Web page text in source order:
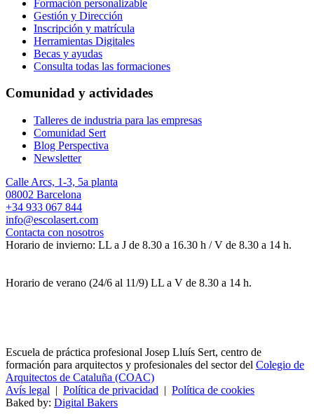
Formación personalizable
Gestión y Dirección
Inscripción y matrícula
Herramientas Digitales
Becas y ayudas
Consulta todas las formaciones
Comunidad y actividades
Talleres de industria para las empresas
Comunidad Sert
Blog Perspectiva
Newsletter
Calle Arcs, 1-3, 5a planta
08002 Barcelona
+34 933 067 844
info@escolasert.com
Contacta con nosotros
Horario de invierno: LL a J de 8.30 a 16.30 h / V de 8.30 a 14 h.
Horario de verano (24/6 al 11/9) LL a V de 8.30 a 14 h.
Escuela de práctica profesional Josep Lluís Sert, centro de
formación para arquitectos y profesionales del sector del Colegio de
Arquitectos de Cataluña (COAC)
Avís legal | Política de privacidad | Política de cookies
Baked by: Digital Bakers